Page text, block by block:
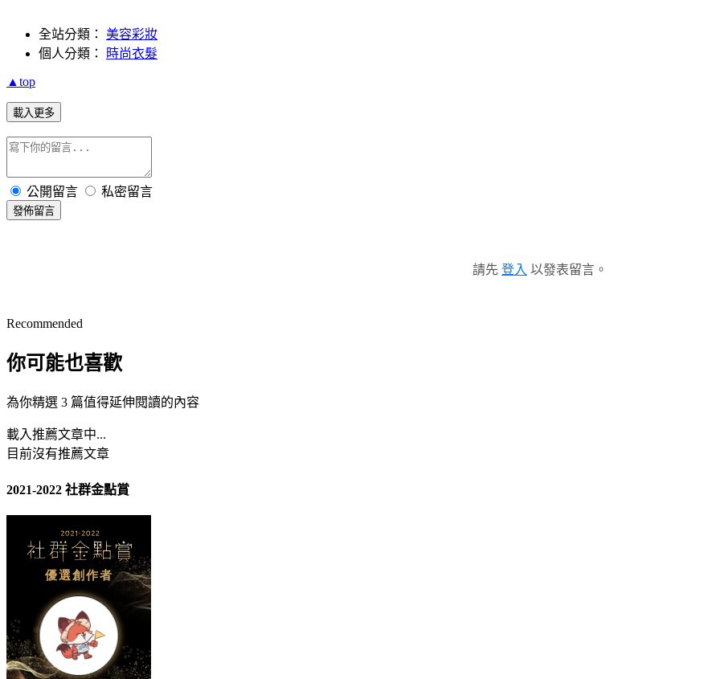
全站分類： 美容彩妝
個人分類：
時尚衣髮
▲top
載入更多
公開留言 私密留言
發佈留言
請先 登入 以發表留言。
Recommended
你可能也喜歡
為你精選 3 篇值得延伸閱讀的內容
載入推薦文章中...
目前沒有推薦文章
2021-2022 社群金點賞